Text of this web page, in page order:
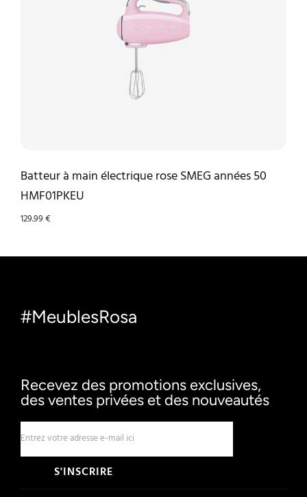
Batteur à main électrique rose SMEG années 50
HMF01PKEU
129.99€
#MeublesRosa
Recevez des promotions exclusives,
des ventes privées et des nouveautés
S'INSCRIRE